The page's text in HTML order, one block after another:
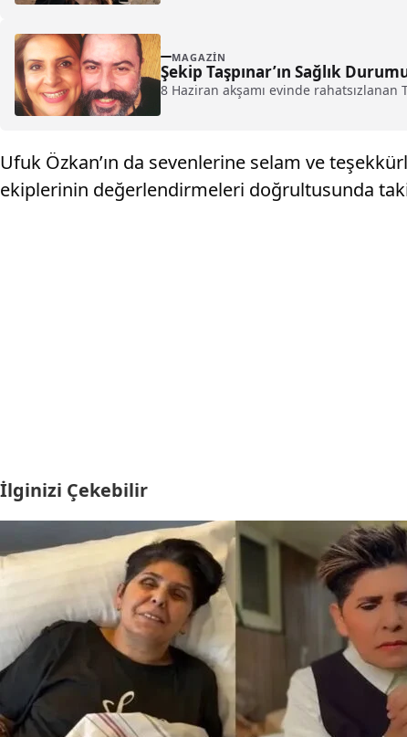
MAGAZIN
Şekip Taşpınar’ın Sağlık
8 Haziran akşamı evinde
Ufuk Özkan’ın da sevenlerine selam ve
ekiplerinin değerlendirmeleri doğrultusunda
İlginizi Çekebilir